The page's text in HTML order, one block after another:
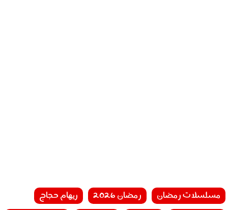
مسلسلات رمضان رمضان 2026
ريهام حجاج